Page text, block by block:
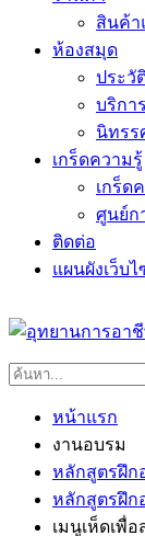
สินค้า
ห้องสมุด
ประวั
บริกา
นิทรร
เกร็ดความรู้
เกร็ด
ศูนย์ก
ติดต่อ
แผนผังเว็บไ
หน้าแรก
งานอบรม
หลักสูตรฝึก
หลักสูตรฝึก
เมนูเห็ดเพื่